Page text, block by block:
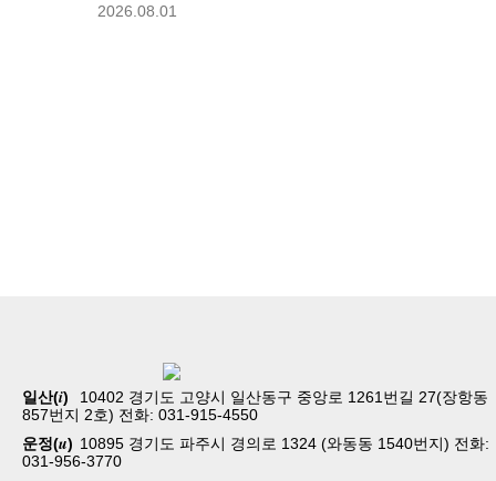
2026.08.01
일산(i)
10402 경기도 고양시 일산동구 중앙로 1261번길 27(장항동
857번지 2호) 전화: 031-915-4550
운정(u) 10895 경기도 파주시 경의로 1324 (와동동 1540번지) 전화:
031-956-3770
교회생활
교육/양육
공동체